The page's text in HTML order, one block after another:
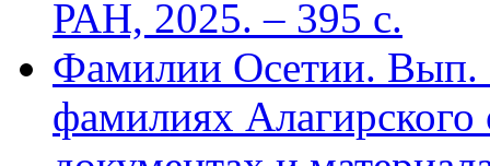
РАН, 2025. – 395 с.
Фамилии Осетии. Вып.
фамилиях